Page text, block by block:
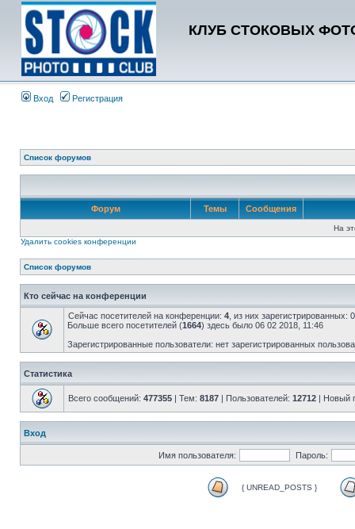
КЛУБ СТОКОВЫХ
Вход Регистрация
Список форумов
Форум Темы Сообщения
На
Удалить cookies конференции
Список форумов
Кто сейчас на конференции
Сейчас посетителей на конференции: 4 , из них
Больше всего посетителей (1664) здесь было 06 02 2018, 11:46
Зарегистрированные пользователи: нет зарегистрированных
Статистика
Всего сообщений: 477355 | Тем: 8187 | Пользователей: 12712 | Новый
Вход
Имя пользователя: Пароль:
{ UNREAD_POSTS }